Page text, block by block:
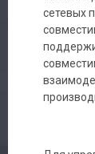
сетевых